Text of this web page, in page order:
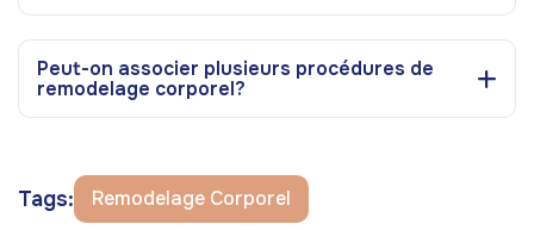
Peut-on associer plusieurs procédures de
remodelage corporel?
Tags: Remodelage Corporel